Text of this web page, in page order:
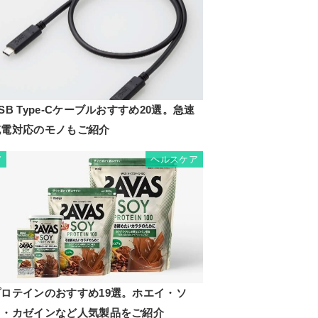
Type-Cケーブルおすすめ20選。急速
対応のモノもご紹介
ヘルスケア
テインのおすすめ19選。ホエイ・ソ
カゼインなど人気製品をご紹介